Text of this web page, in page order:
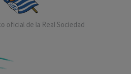
oficial de la Real Sociedad